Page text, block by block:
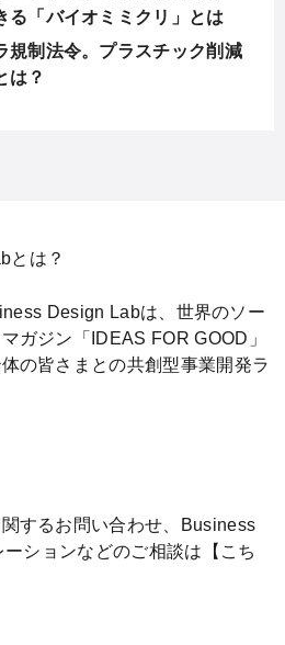
る「バイオミミクリ」とは
規制法令。プラスチック削減
は？
とは？
Design Labは、世界のソー
ガジン「IDEAS FOR GOOD」
の皆さまとの共創型事業開発ラ
するお問い合わせ、Business
ションなどのご相談は 【こち